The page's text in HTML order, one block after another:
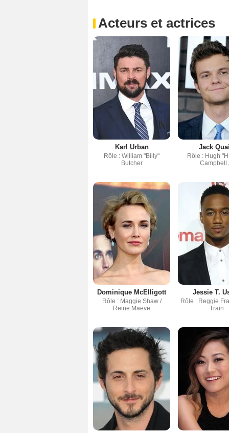
Acteurs et actrices
Karl Urban
Rôle : William "Billy"
Butcher
Jack
Rôle : Hugh
Campbell
Dominique McElligott
Rôle : Maggie Shaw /
Reine Maeve
Jessie T.
Rôle : Reggie
Train